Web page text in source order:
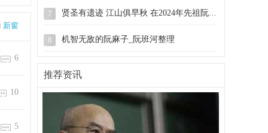
新窗
6
10
5
7 贤圣有遗迹 江山俱早秋 在2024年先祖阮弥之
8 机智无敌的阮麻子_阮班河整理
10 广东潭冈阮氏族谱第二册P146.RHY20260518
推荐资讯